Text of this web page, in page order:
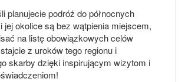
planujecie podróż do północnych
jej okolice są bez wątpienia miejscem,
na listę obowiązkowych celów
z uroków tego regionu i
skarby dzięki inspirującym wizytom i